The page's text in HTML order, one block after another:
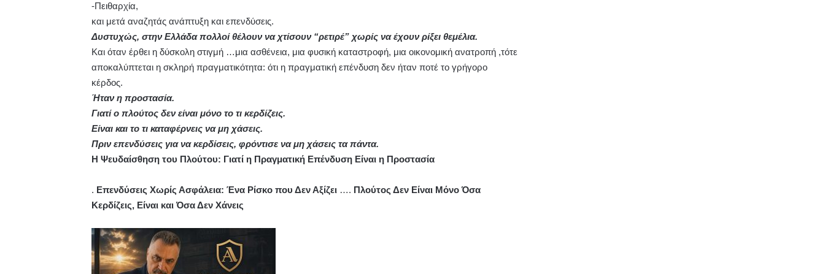
-Πειθαρχία,
και μετά αναζητάς ανάπτυξη και επενδύσεις.
Δυστυχώς, στην Ελλάδα πολλοί θέλουν να χτίσουν “ρετιρέ” χωρίς να έχουν ρίξει θεμέλια.
Και όταν έρθει η δύσκολη στιγμή …μια ασθένεια, μια φυσική καταστροφή, μια οικονομική ανατροπή ,τότε
αποκαλύπτεται η σκληρή πραγματικότητα: ότι η πραγματική επένδυση δεν ήταν ποτέ το γρήγορο
κέρδος.
Ήταν η προστασία.
Γιατί ο πλούτος δεν είναι μόνο το τι κερδίζεις.
Είναι και το τι καταφέρνεις να μη χάσεις.
Πριν επενδύσεις για να κερδίσεις, φρόντισε να μη χάσεις τα πάντα.
Η Ψευδαίσθηση του Πλούτου: Γιατί η Πραγματική Επένδυση Είναι η Προστασία
. Επενδύσεις Χωρίς Ασφάλεια: Ένα Ρίσκο που Δεν Αξίζει …. Πλούτος Δεν Είναι Μόνο Όσα
Κερδίζεις, Είναι και Όσα Δεν Χάνεις